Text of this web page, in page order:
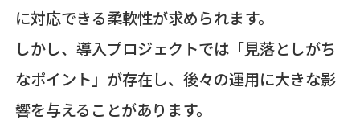
に対応できる柔軟性が求められます。
しかし、導入プロジェクトでは「見落としがち
なポイント」が存在し、後々の運用に大きな影
響を与えることがあります。